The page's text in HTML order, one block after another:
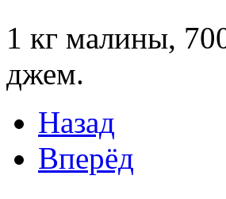
1 кг малины,
джем.
Назад
Вперёд